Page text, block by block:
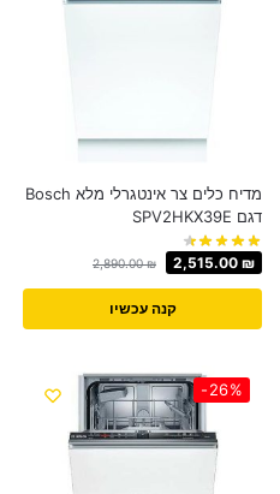
מדיח כלים צר אינטגרלי מלא Bosch
דגם SPV2HKX39E
2,890.00₪ 2,515.00 ₪
קנה עכשיו
-26%